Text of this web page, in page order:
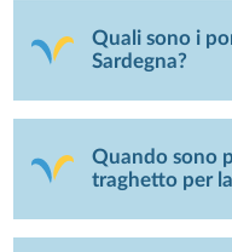
Quali sono i
Sardegna?
Quando sono
traghetto per